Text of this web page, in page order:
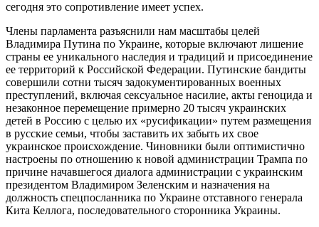
сегодня это сопротивление имеет успех.
Члены парламента разъяснили нам масштабы целей
Владимира Путина по Украине, которые включают лишение
страны ее уникального наследия и традиций и присоединение
ее территорий к Российской Федерации. Путинские бандиты
совершили сотни тысяч задокументированных военных
преступлений, включая сексуальное насилие, акты геноцида и
незаконное перемещение примерно 20 тысяч украинских
детей в Россию с целью их «русификации» путем размещения
в русские семьи, чтобы заставить их забыть их свое
украинское происхождение. Чиновники были оптимистично
настроены по отношению к новой администрации Трампа по
причине начавшегося диалога администрации с украинским
президентом Владимиром Зеленским и назначения на
должность спецпосланника по Украине отставного генерала
Кита Келлога, последовательного сторонника Украины.